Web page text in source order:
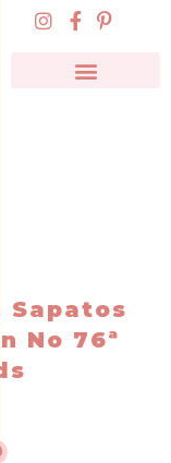
Sapatos
No 76ª